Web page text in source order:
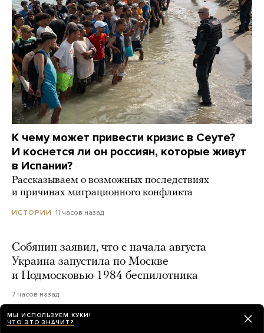
К чему может привести кризис в Сеуте?
И коснется ли он россиян, которые живут
в Испании?
Рассказываем о возможных последствиях
и причинах миграционного конфликта
ИСТОРИИ 11 часов назад
Собянин заявил, что с начала августа
Украина запустила по Москве
и Подмосковью 1984 беспилотника
7 часов назад
Почти 400 украинских беспилотников
МЫ ИСПОЛЬЗУЕМ КУКИ!
ЧТО ЭТО ЗНАЧИТ?